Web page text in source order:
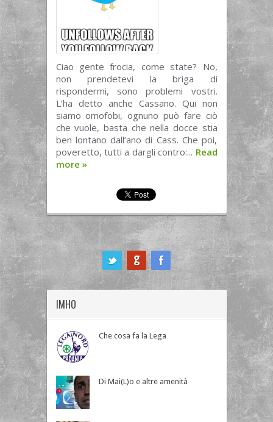
Ciao gente frocia, come state? No,
non prendetevi la briga di
rispondermi, sono problemi vostri.
L’ha detto anche Cassano. Qui non
siamo omofobi, ognuno può fare ciò
che vuole, basta che nella docce stia
ben lontano dall’ano di Cass. Che poi,
poveretto, tutti a dargli contro:... Read
more »
IMHO
Che cosa fa la Lega
Di Mai(L)o e altre amenità